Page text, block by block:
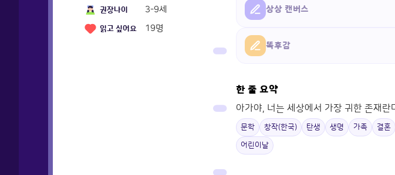
권장나이 3-9세
읽고 싶어요 19명
상상 캔버스
똑후감
한 줄 요약
아가야, 너는 세상에서 가장 귀한 존재란
문학 창작(한국) 탄생 생명 가족 결혼
어린이날